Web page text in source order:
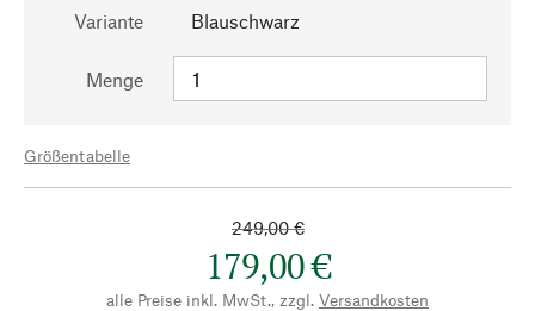
Variante Blauschwarz
Menge
Größentabelle
249,00 €
179,00 €
alle Preise inkl. MwSt., zzgl. Versandkosten